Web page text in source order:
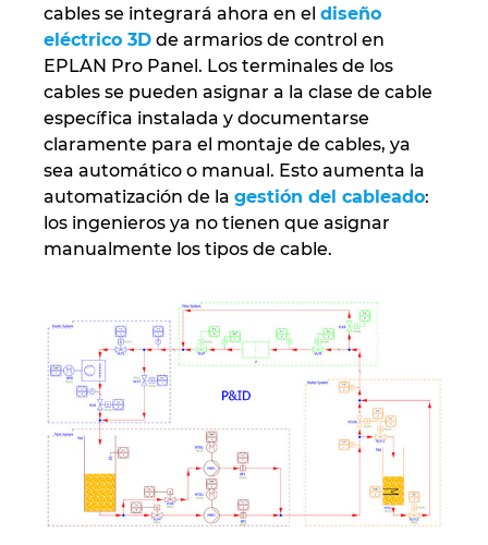
cables se integrará ahora en el diseño
eléctrico 3D de armarios de control en
EPLAN Pro Panel. Los terminales de los
cables se pueden asignar a la clase de cable
específica instalada y documentarse
claramente para el montaje de cables, ya
sea automático o manual. Esto aumenta la
automatización de la gestión del cableado:
los ingenieros ya no tienen que asignar
manualmente los tipos de cable.